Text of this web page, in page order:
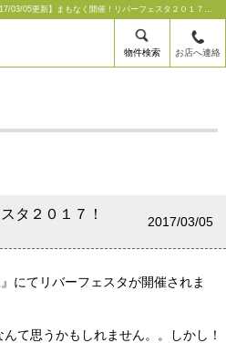
まもなく開催！リバーフェスタ２０１７！【2017/03/05更新】まもなく開催！リバーフェスタ２０１７！｜ピタットハウス東大島店【株式会社ドリームジャパン】
物件検索 お店へ連絡
タ２０１７！ 2017/03/05
にてリバーフェスタが開催されま
て思うかもしれません。。しかし！